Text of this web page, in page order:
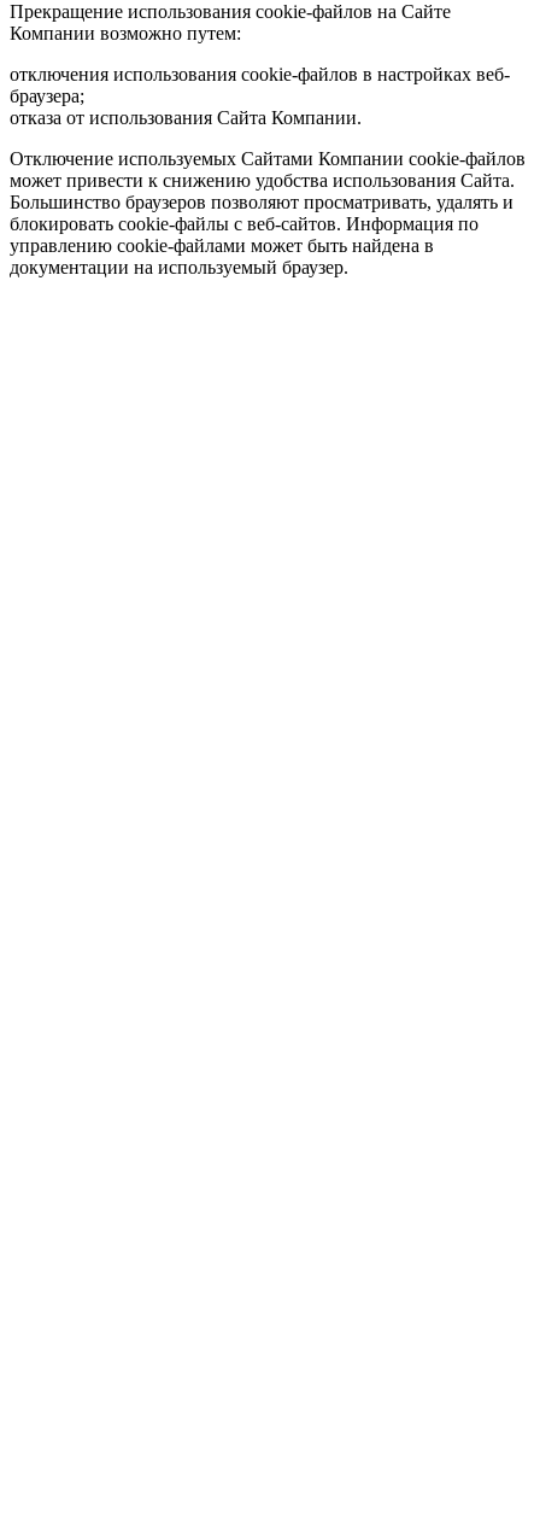
Прекращение использования cookie-файлов на Сайте
Компании возможно путем:
отключения использования cookie-файлов в настройках веб-
браузера;
отказа от использования Сайта Компании.
Отключение используемых Сайтами Компании cookie-файлов
может привести к снижению удобства использования Сайта.
Большинство браузеров позволяют просматривать, удалять и
блокировать cookie-файлы c веб-сайтов. Информация по
управлению cookie-файлами может быть найдена в
документации на используемый браузер.